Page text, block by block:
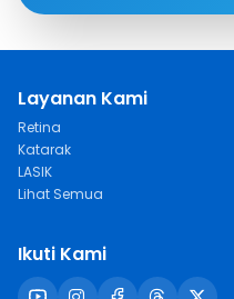
Layanan Kami
Retina
Katarak
LASIK
Lihat Semua
Ikuti Kami